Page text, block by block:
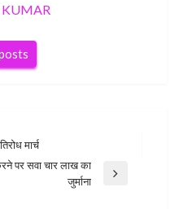
KUMAR
मार्च
पर सवा चार लाख का
जुर्माना